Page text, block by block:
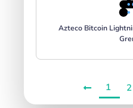
Azteco Bitcoin
1 2